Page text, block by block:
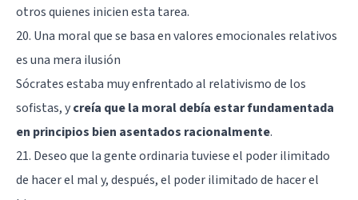
otros quienes inicien esta tarea.
20. Una moral que se basa en valores emocionales relativos
es una mera ilusión
Sócrates estaba muy enfrentado al relativismo de los
sofistas, ycreía que la moral debía estar fundamentada
en principios bien asentados racionalmente.
21. Deseo que la gente ordinaria tuviese el poder ilimitado
de hacer el mal y, después, el poder ilimitado de hacer el